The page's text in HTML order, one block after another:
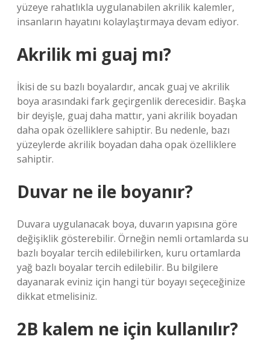
yüzeye rahatlıkla uygulanabilen akrilik kalemler,
insanların hayatını kolaylaştırmaya devam ediyor.
Akrilik mi guaj mı?
İkisi de su bazlı boyalardır, ancak guaj ve akrilik
boya arasındaki fark geçirgenlik derecesidir. Başka
bir deyişle, guaj daha mattır, yani akrilik boyadan
daha opak özelliklere sahiptir. Bu nedenle, bazı
yüzeylerde akrilik boyadan daha opak özelliklere
sahiptir.
Duvar ne ile boyanır?
Duvara uygulanacak boya, duvarın yapısına göre
değişiklik gösterebilir. Örneğin nemli ortamlarda su
bazlı boyalar tercih edilebilirken, kuru ortamlarda
yağ bazlı boyalar tercih edilebilir. Bu bilgilere
dayanarak eviniz için hangi tür boyayı seçeceğinize
dikkat etmelisiniz.
2B kalem ne için kullanılır?